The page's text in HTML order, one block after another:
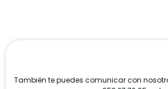
También te puedes comunicar con